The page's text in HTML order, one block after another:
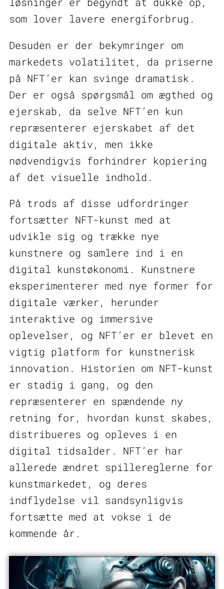
som lover lavere energiforbrug.
Desuden er der bekymringer om
markedets volatilitet, da priserne
på NFT’er kan svinge dramatisk.
Der er også spørgsmål om ægthed og
ejerskab, da selve NFT’en kun
repræsenterer ejerskabet af det
digitale aktiv, men ikke
nødvendigvis forhindrer kopiering
af det visuelle indhold.
På trods af disse udfordringer
fortsætter NFT-kunst med at
udvikle sig og trække nye
kunstnere og samlere ind i en
digital kunstøkonomi. Kunstnere
eksperimenterer med nye former for
digitale værker, herunder
interaktive og immersive
oplevelser, og NFT’er er blevet en
vigtig platform for kunstnerisk
innovation. Historien om NFT-kunst
er stadig i gang, og den
repræsenterer en spændende ny
retning for, hvordan kunst skabes,
distribueres og opleves i en
digital tidsalder. NFT’er har
allerede ændret spillereglerne for
kunstmarkedet, og deres
indflydelse vil sandsynligvis
fortsætte med at vokse i de
kommende år.